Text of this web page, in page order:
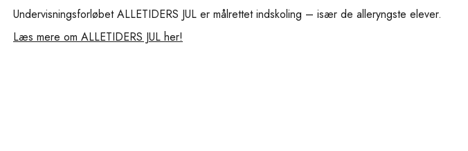
Undervisningsforløbet ALLETIDERS JUL er målrettet indskoling – især de alleryngste elever.
Læs mere om ALLETIDERS JUL her!